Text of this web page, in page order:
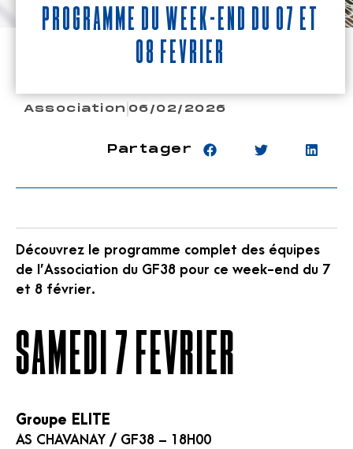
Programme du week-end du 07 et
08 février
Association 06/02/2026
Partager
Découvrez le programme complet des équipes
de l’Association du GF38 pour ce week-end du 7
et 8 février.
SAMEDI 7 FEVRIER
Groupe ELITE
AS CHAVANAY / GF38 – 18H00